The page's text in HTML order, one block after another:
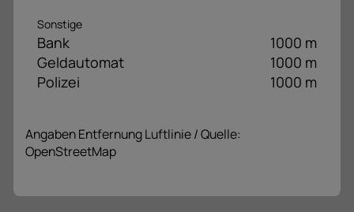
Sonstige
Bank
1000 m
Geldautomat
1000 m
Polizei
1000 m
Angaben Entfernung Luftlinie / Quelle:
OpenStreetMap